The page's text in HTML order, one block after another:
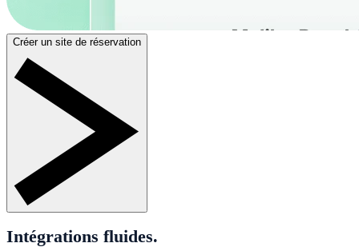
Créer un site de réservation
Intégrations fluides.